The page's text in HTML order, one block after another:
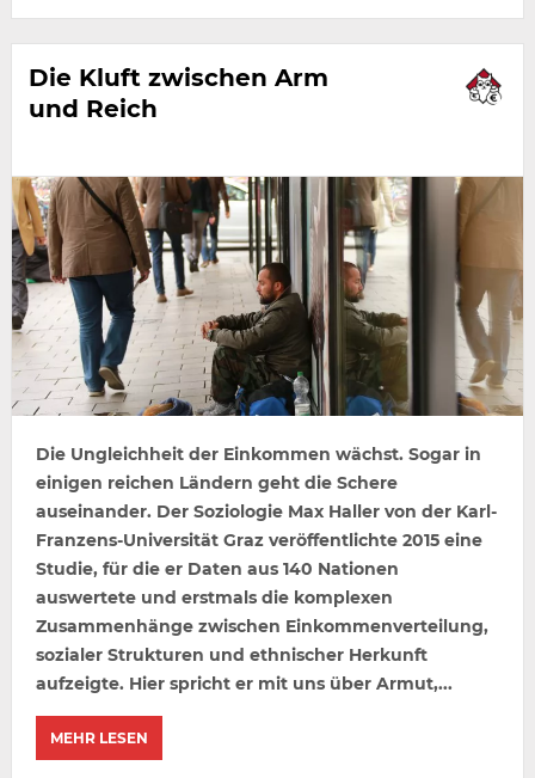
Die Kluft zwischen Arm
und Reich
Die Ungleichheit der Einkommen wächst. Sogar in
einigen reichen Ländern geht die Schere
auseinander. Der Soziologie Max Haller von der Karl-
Franzens-Universität Graz veröffentlichte 2015 eine
Studie, für die er Daten aus 140 Nationen
auswertete und erstmals die komplexen
Zusammenhänge zwischen Einkommenverteilung,
sozialer Strukturen und ethnischer Herkunft
aufzeigte. Hier spricht er mit uns über Armut,...
MEHR LESEN